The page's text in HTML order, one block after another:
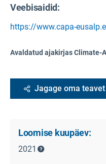
Veebisaidid:
https://www.capa-
Avaldatud ajakirjas Climate-
Jagage oma teavet
Loomise kuupäev:
2021